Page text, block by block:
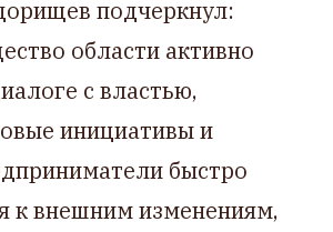
подчеркнул:
области активно
с властью,
инициативы и
быстро
к внешним изменениям,